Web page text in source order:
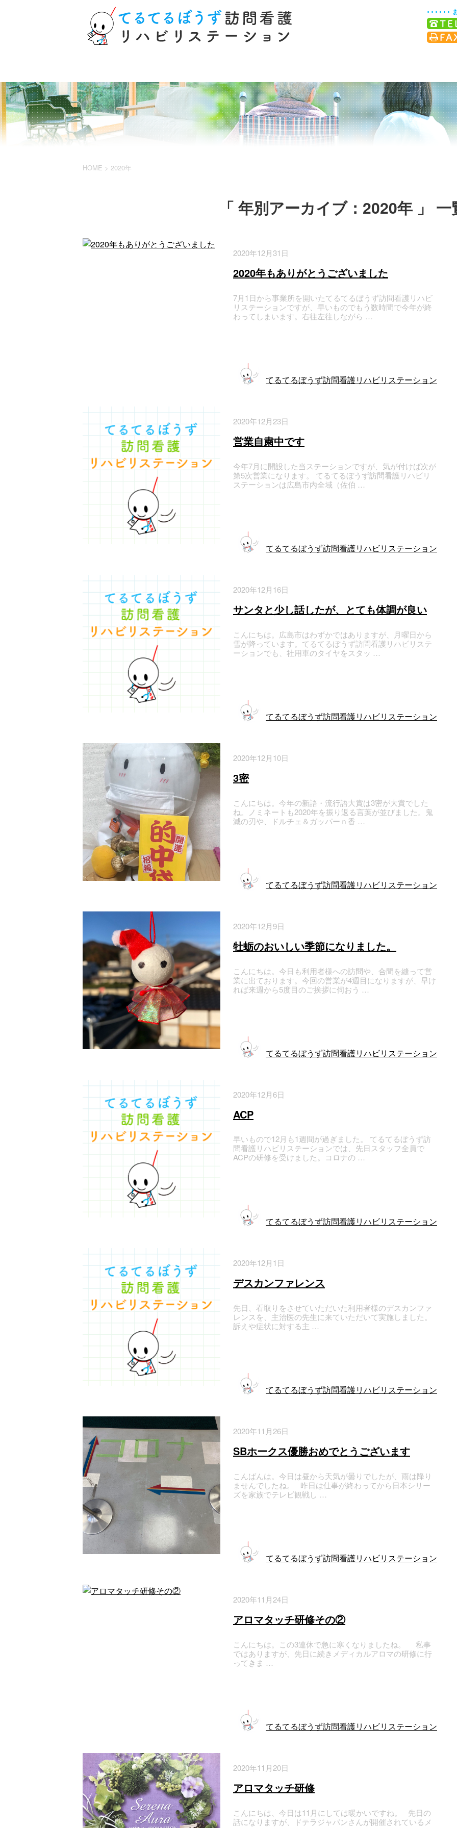
HOME > 2020年
「 年別アーカイブ：2020年 」 一
2020年12月31日
2020年もありがとうございました
7月1日から事業所を開いたてるてるぼうず訪問看護リハビ
リステーションですが、早いものでもう数時間で今年が終
わってしまいます。右往左往しながら …
てるてるぼうず訪問看護リハビリステーション
2020年12月23日
営業自粛中です
今年7月に開設した当ステーションですが、気が付けば次が
第5次営業になります。 てるてるぼうず訪問看護リハビリ
ステーションは広島市内全域（佐伯 …
てるてるぼうず訪問看護リハビリステーション
2020年12月16日
サンタと少し話したが、とても体調が良い
こんにちは。広島市はわずかではありますが、月曜日から
雪が降っています。てるてるぼうず訪問看護リハビリステ
ーションでも、社用車のタイヤをスタッ …
てるてるぼうず訪問看護リハビリステーション
2020年12月10日
3密
こんにちは。今年の新語・流行語大賞は3密が大賞でした
ね。ノミネートも2020年を振り返る言葉が並びました。鬼
滅の刃や、ドルチェ＆ガッパーｎ香 …
てるてるぼうず訪問看護リハビリステーション
2020年12月9日
牡蛎のおいしい季節になりました。
こんにちは。今日も利用者様への訪問や、合間を縫って営
業に出ております。今回の営業が4週目になりますが、早け
れば来週から5度目のご挨拶に伺おう …
てるてるぼうず訪問看護リハビリステーション
2020年12月6日
ACP
早いもので12月も1週間が過ぎました。 てるてるぼうず訪
問看護リハビリステーションでは、先日スタッフ全員で
ACPの研修を受けました。コロナの …
てるてるぼうず訪問看護リハビリステーション
2020年12月1日
デスカンファレンス
先日、看取りをさせていただいた利用者様のデスカンファ
レンスを、主治医の先生に来ていただいて実施しました。
訴えや症状に対する主 …
てるてるぼうず訪問看護リハビリステーション
2020年11月26日
SBホークス優勝おめでとうございます
こんばんは。今日は昼から天気が曇りでしたが、雨は降り
ませんでしたね。 昨日は仕事が終わってから日本シリー
ズを家族でテレビ観戦し …
てるてるぼうず訪問看護リハビリステーション
2020年11月24日
アロマタッチ研修その②
こんにちは。この3連休で急に寒くなりましたね。 私事
ではありますが、先日に続きメディカルアロマの研修に行
ってきま …
てるてるぼうず訪問看護リハビリステーション
2020年11月20日
アロマタッチ研修
こんにちは、今日は11月にしては暖かいですね。 先日の
話になりますが、ドテラジャパンさんが開催されているメ